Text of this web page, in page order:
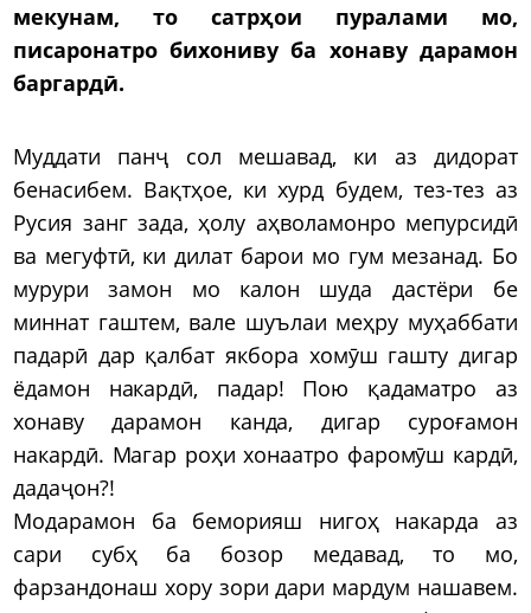
мекунам, то сатрҳои пуралами мо,
писаронатро бихониву ба хонаву дарамон
баргардӣ.
Муддати панҷ сол мешавад, ки аз дидорат
бенасибем. Вақтҳое, ки хурд будем, тез-тез аз
Русия занг зада, ҳолу аҳволамонро мепурсидӣ
ва мегуфтӣ, ки дилат барои мо гум мезанад. Бо
мурури замон мо калон шуда дастёри бе
миннат гаштем, вале шуълаи меҳру муҳаббати
падарӣ дар қалбат якбора хомӯш гашту дигар
ёдамон накардӣ, падар! Пою қадаматро аз
хонаву дарамон канда, дигар суроғамон
накардӣ. Магар роҳи хонаатро фаромӯш кардӣ,
дадаҷон?!
Модарамон ба беморияш нигоҳ накарда аз
сари субҳ ба бозор медавад, то мо,
фарзандонаш хору зори дари мардум нашавем.